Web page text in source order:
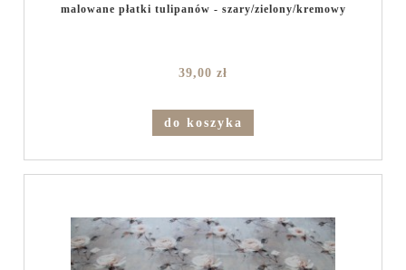
malowane płatki tulipanów - szary/zielony/kremowy
39,00 zł
do koszyka